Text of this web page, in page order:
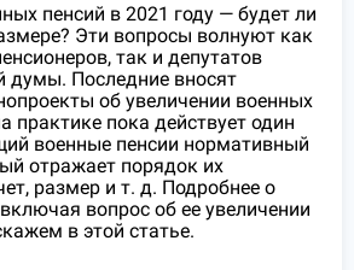
пенсий в 2021 году — будет ли
Эти вопросы волнуют как
так и депутатов
думы. Последние вносят
об увеличении военных
практике пока действует один
военные пенсии нормативный
отражает порядок их
размер и т. д. Подробнее о
вопрос об ее увеличении
в этой статье.